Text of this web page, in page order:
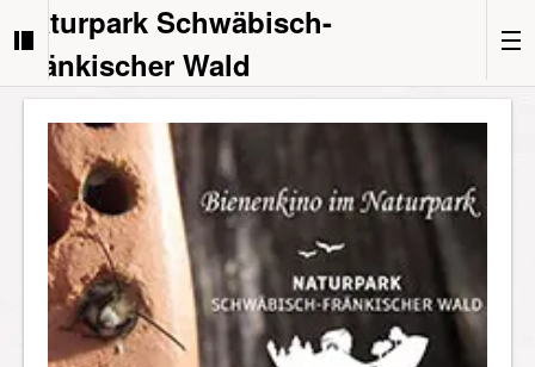
Naturpark Schwäbisch-
Fränkischer Wald